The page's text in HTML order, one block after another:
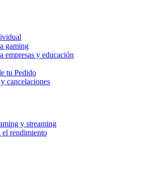
gaming
empresas y educación
tu Pedido
cancelaciones
y streaming
el rendimiento